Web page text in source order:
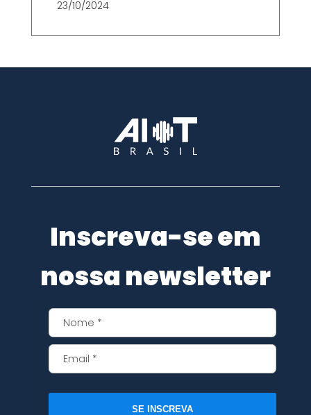
23/10/2024
Inscreva-se em
nossa newsletter
SE INSCREVA